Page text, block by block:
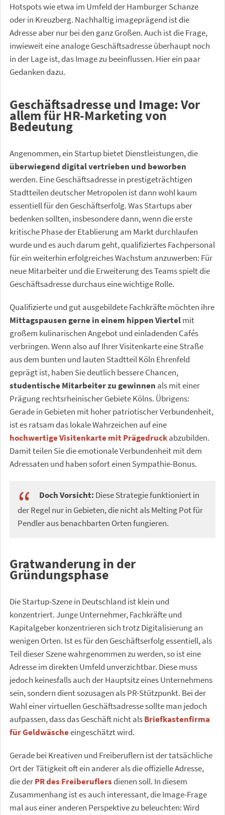
Hotspots wie etwa im Umfeld der Hamburger Schanze
oder in Kreuzberg. Nachhaltig imageprägend ist die
Adresse aber nur bei den ganz Großen. Auch ist die Frage,
inwieweit eine analoge Geschäftsadresse überhaupt noch
in der Lage ist, das Image zu beeinflussen. Hier ein paar
Gedanken dazu.
Geschäftsadresse und Image: Vor
allem für HR-Marketing von
Bedeutung
Angenommen, ein Startup bietet Dienstleistungen, die
überwiegend digital vertrieben und beworben
werden. Eine Geschäftsadresse in prestigeträchtigen
Stadtteilen deutscher Metropolen ist dann wohl kaum
essentiell für den Geschäftserfolg. Was Startups aber
bedenken sollten, insbesondere dann, wenn die erste
kritische Phase der Etablierung am Markt durchlaufen
wurde und es auch darum geht, qualifiziertes Fachpersonal
für ein weiterhin erfolgreiches Wachstum anzuwerben: Für
neue Mitarbeiter und die Erweiterung des Teams spielt die
Geschäftsadresse durchaus eine wichtige Rolle.
Qualifizierte und gut ausgebildete Fachkräfte möchten ihre
Mittagspausen gerne in einem hippen Viertelmit
großem kulinarischen Angebot und einladenden Cafés
verbringen. Wenn also auf Ihrer Visitenkarte eine Straße
aus dem bunten und lauten Stadtteil Köln Ehrenfeld
geprägt ist, haben Sie deutlich bessere Chancen,
studentische Mitarbeiter zu gewinnen als mit einer
Prägung rechtsrheinischer Gebiete Kölns. Übrigens:
Gerade in Gebieten mit hoher patriotischer Verbundenheit,
ist es ratsam das lokale Wahrzeichen auf eine
hochwertige Visitenkarte mit Prägedruckabzubilden.
Damit teilen Sie die emotionale Verbundenheit mit dem
Adressaten und haben sofort einen Sympathie-Bonus.
Doch Vorsicht: Diese Strategie funktioniert in
der Regel nur in Gebieten, die nicht als Melting Pot für
Pendler aus benachbarten Orten fungieren.
Gratwanderung in der
Gründungsphase
Die Startup-Szene in Deutschland ist klein und
konzentriert. Junge Unternehmer, Fachkräfte und
Kapitalgeber konzentrieren sich trotz Digitalisierung an
wenigen Orten. Ist es für den Geschäftserfolg essentiell, als
Teil dieser Szene wahrgenommen zu werden, so ist eine
Adresse im direkten Umfeld unverzichtbar. Diese muss
jedoch keinesfalls auch der Hauptsitz eines Unternehmens
sein, sondern dient sozusagen als PR-Stützpunkt. Bei der
Wahl einer virtuellen Geschäftsadresse sollte man jedoch
aufpassen, dass das Geschäft nicht alsBriefkastenfirma
für Geldwäscheeingeschätzt wird.
Gerade bei Kreativen und Freiberuflern ist der tatsächliche
Ort der Tätigkeit oft ein anderer als die offizielle Adresse,
die derPR des Freiberuflersdienen soll. In diesem
Zusammenhang ist es auch interessant, die Image-Frage
mal aus einer anderen Perspektive zu beleuchten: Wird